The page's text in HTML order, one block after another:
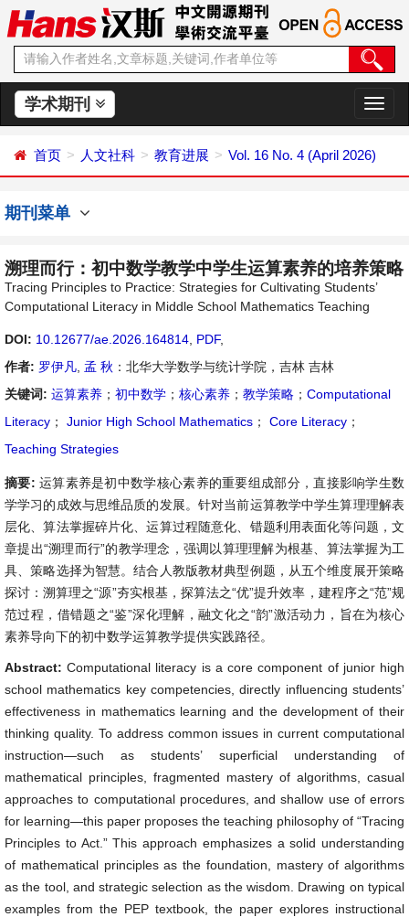
学术期刊
切
换
航
首页 人文社科 教育进展 Vol. 16 No. 4 (April 2026)
期刊菜单
溯理而行：初中数学教学中学生运算素养的培养策略
Tracing Principles to Practice: Strategies for Cultivating Students’
Computational Literacy in Middle School Mathematics Teaching
DOI: 10.12677/ae.2026.164814 PDF,
作者: 罗伊凡 孟 秋 ：北华大学数学与统计学院，吉林 吉林
关键词: 运算素养 ； 初中数学 ； 核心素养 ； 教学策略 ； Computational
Literacy ； Junior High School Mathematics ； Core Literacy ；
Teaching Strategies
摘要: 运算素养是初中数学核心素养的重要组成部分，直接影响学生数
学学习的成效与思维品质的发展。针对当前运算教学中学生算理理解表
层化、算法掌握碎片化、运算过程随意化、错题利用表面化等问题，文
章提出“溯理而行”的教学理念，强调以算理理解为根基、算法掌握为工
具、策略选择为智慧。结合人教版教材典型例题，从五个维度展开策略
探讨：溯算理之“源”夯实根基，探算法之“优”提升效率，建程序之“范”规
范过程，借错题之“鉴”深化理解，融文化之“韵”激活动力，旨在为核心
素养导向下的初中数学运算教学提供实践路径。
Abstract:Computational literacy is a core component of junior high
school mathematics key competencies, directly influencing students’
effectiveness in mathematics learning and the development of their
thinking quality. To address common issues in current computational
instruction—such as students’ superficial understanding of
mathematical principles, fragmented mastery of algorithms, casual
approaches to computational procedures, and shallow use of errors
for learning—this paper proposes the teaching philosophy of “Tracing
Principles to Act.” This approach emphasizes a solid understanding
of mathematical principles as the foundation, mastery of algorithms
as the tool, and strategic selection as the wisdom. Drawing on typical
examples from the PEP textbook, the paper explores instructional